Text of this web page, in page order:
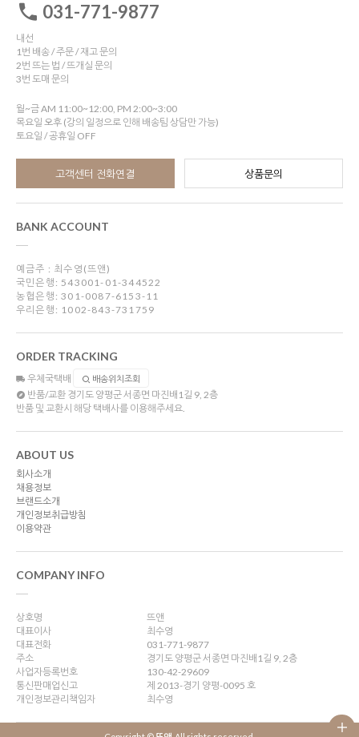
031-771-9877
내선
1번 배송 / 주문 / 재고 문의
2번 뜨는 법 / 뜨개실 문의
3번 도매 문의
월~금 AM 11:00~12:00, PM 2:00~3:00
목요일 오후 (강의 일정으로 인해 배송팀 상담만 가능)
토요일 / 공휴일 OFF
고객센터 전화연결 상품문의
BANK ACCOUNT
예금주 : 최수영(뜨앤)
국민은행: 543001-01-344522
농협은행: 301-0087-6153-11
우리은행: 1002-843-731759
ORDER TRACKING
우체국택배 배송위치조회
반품/교환 경기도 양평군 서종면 마진배1길 9, 2층
반품 및 교환시 해당 택배사를 이용해주세요.
ABOUT US
회사소개
채용정보
브랜드소개
개인정보취급방침
이용약관
COMPANY INFO
상호명
뜨앤
대표이사
최수영
대표전화
031-771-9877
주소
경기도 양평군 서종면 마진배1길 9, 2층
사업자등록번호
130-42-29609
통신판매업신고
제 2013-경기 양평-0095 호
개인정보관리책임자
최수영